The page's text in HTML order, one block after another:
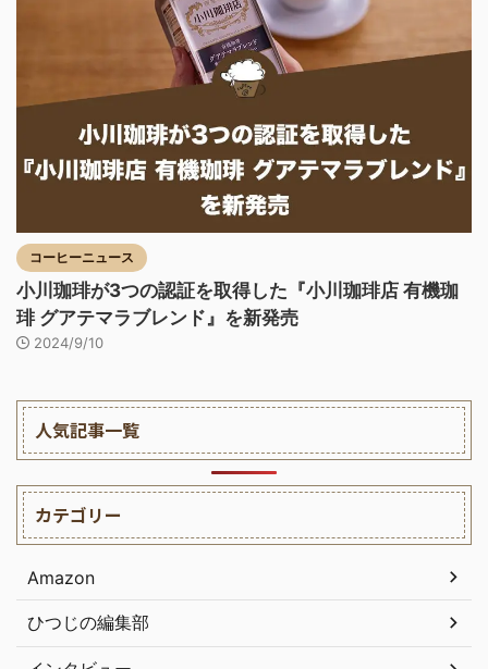
コーヒーニュース
小川珈琲が3つの認証を取得した『小川珈琲店 有機珈
琲 グアテマラブレンド』を新発売
2024/9/10
人気記事一覧
カテゴリー
Amazon
ひつじの編集部